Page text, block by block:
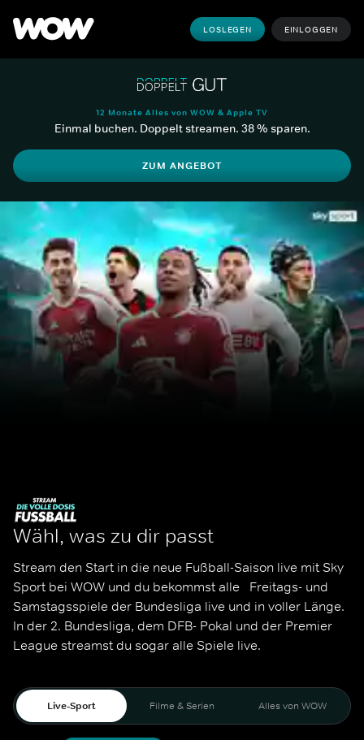
LOSLEGEN EINLOGGEN
12 Monate Alles von WOW & Apple TV
Einmal buchen. Doppelt streamen. 38 % sparen.
ZUM ANGEBOT
Wähl, was zu dir passt
Stream den Start in die neue Fußball-Saison live mit Sky
Sport bei WOW und du bekommst alle   Freitags- und
Samstagsspiele der Bundesliga live und in voller Länge.
In der 2. Bundesliga, dem DFB- Pokal und der Premier
League streamst du sogar alle Spiele live.
Live-Sport Filme & Serien Alles von WOW